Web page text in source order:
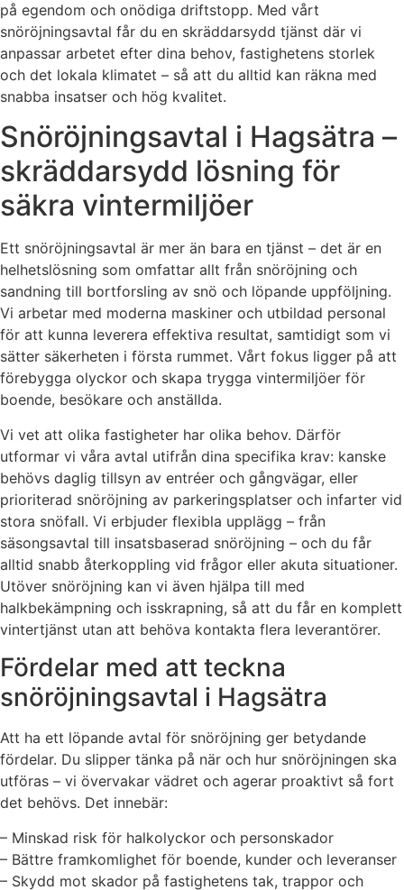
på egendom och onödiga driftstopp. Med vårt
snöröjningsavtal får du en skräddarsydd tjänst där vi
anpassar arbetet efter dina behov, fastighetens storlek
och det lokala klimatet – så att du alltid kan räkna med
snabba insatser och hög kvalitet.
Snöröjningsavtal i Hagsätra –
skräddarsydd lösning för
säkra vintermiljöer
Ett snöröjningsavtal är mer än bara en tjänst – det är en
helhetslösning som omfattar allt från snöröjning och
sandning till bortforsling av snö och löpande uppföljning.
Vi arbetar med moderna maskiner och utbildad personal
för att kunna leverera effektiva resultat, samtidigt som vi
sätter säkerheten i första rummet. Vårt fokus ligger på att
förebygga olyckor och skapa trygga vintermiljöer för
boende, besökare och anställda.
Vi vet att olika fastigheter har olika behov. Därför
utformar vi våra avtal utifrån dina specifika krav: kanske
behövs daglig tillsyn av entréer och gångvägar, eller
prioriterad snöröjning av parkeringsplatser och infarter vid
stora snöfall. Vi erbjuder flexibla upplägg – från
säsongsavtal till insatsbaserad snöröjning – och du får
alltid snabb återkoppling vid frågor eller akuta situationer.
Utöver snöröjning kan vi även hjälpa till med
halkbekämpning och isskrapning, så att du får en komplett
vintertjänst utan att behöva kontakta flera leverantörer.
Fördelar med att teckna
snöröjningsavtal i Hagsätra
Att ha ett löpande avtal för snöröjning ger betydande
fördelar. Du slipper tänka på när och hur snöröjningen ska
utföras – vi övervakar vädret och agerar proaktivt så fort
det behövs. Det innebär:
– Minskad risk för halkolyckor och personskador
– Bättre framkomlighet för boende, kunder och leveranser
– Skydd mot skador på fastighetens tak, trappor och